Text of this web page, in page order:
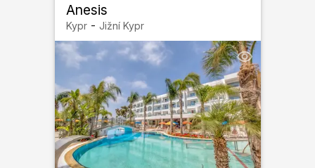
Anesis
Kypr- Jižní Kypr